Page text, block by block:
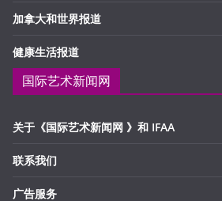
加拿大和世界报道
健康生活报道
国际艺术新闻网
关于《国际艺术新闻网 》和 IFAA
联系我们
广告服务